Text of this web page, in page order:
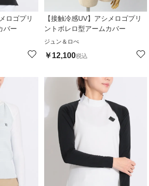
ロゴプリ
バー
【接触冷感UV】アシメロゴプリ
ントボレロ型アームカバー
ジュン＆ロぺ
￥12,100税込